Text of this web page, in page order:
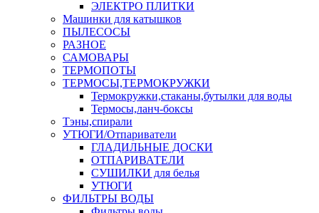
ЭЛЕКТРО ПЛИТКИ
Машинки для катышков
ПЫЛЕСОСЫ
РАЗНОЕ
САМОВАРЫ
ТЕРМОПОТЫ
ТЕРМОСЫ,ТЕРМОКРУЖКИ
Термокружки,стаканы,бутылки для воды
Термосы,ланч-боксы
Тэны,спирали
УТЮГИ/Отпариватели
ГЛАДИЛЬНЫЕ ДОСКИ
ОТПАРИВАТЕЛИ
СУШИЛКИ для белья
УТЮГИ
ФИЛЬТРЫ ВОДЫ